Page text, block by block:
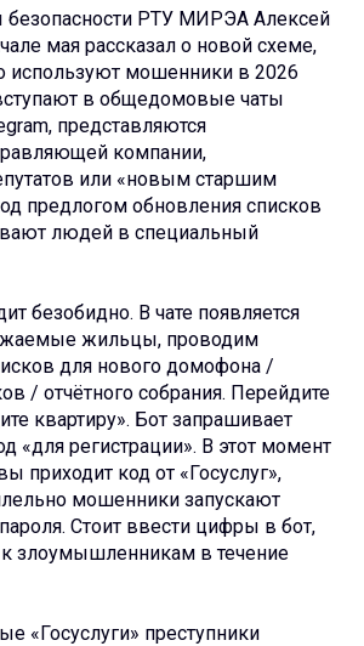
РТУ МИРЭА Алексей
мая рассказал о новой схеме,
используют мошенники в 2026
в общедомовые чаты
представляются
компании,
или «новым старшим
предлогом обновления списков
людей в специальный
безобидно. В чате появляется
жильцы, проводим
для нового домофона /
/ отчётного собрания. Перейдите
квартиру». Бот запрашивает
«для регистрации». В этот момент
приходит код от «Госуслуг»,
мошенники запускают
Стоит ввести цифры в бот,
к злоумышленникам в течение
«Госуслуги» преступники